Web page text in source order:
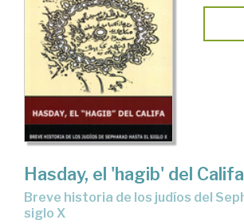
Hasday, el 'hagib' del Califa
breve historia de los judíos del Sepharad hasta el
siglo X